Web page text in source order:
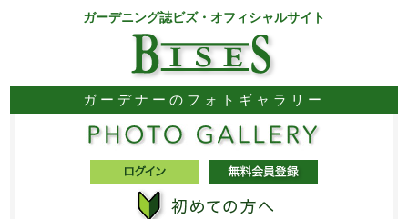
ガーデニング誌ビズ・オフィシャルサイト
ガーデナーのフォトギャラリー